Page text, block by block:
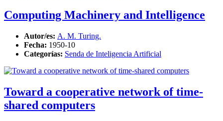
Computing Machinery and Intelligence
Autor/es: A. M. Turing.
Fecha: 1950-10
Categorías: Senda de Inteligencia Artificial
Toward a cooperative network of time-
shared computers